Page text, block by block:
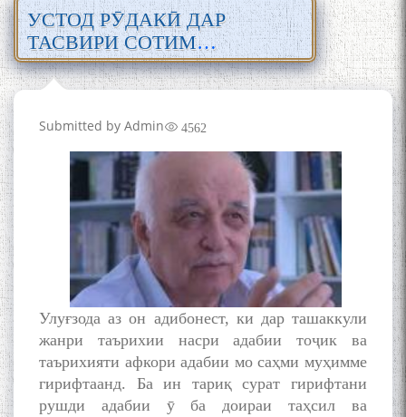
забони
тоҷикӣ
УСТОД РӮДАКӢ ДАР
ТАСВИРИ СОТИМ
УЛУҒЗОДА
Submitted by Admin 4562
Улуғзода аз он адибонест, ки дар ташаккули
жанри таърихии насри адабии тоҷик ва
таърихияти афкори адабии мо саҳми муҳимме
гирифтаанд. Ба ин тариқ сурат гирифтани
рушди адабии ӯ ба доираи таҳсил ва